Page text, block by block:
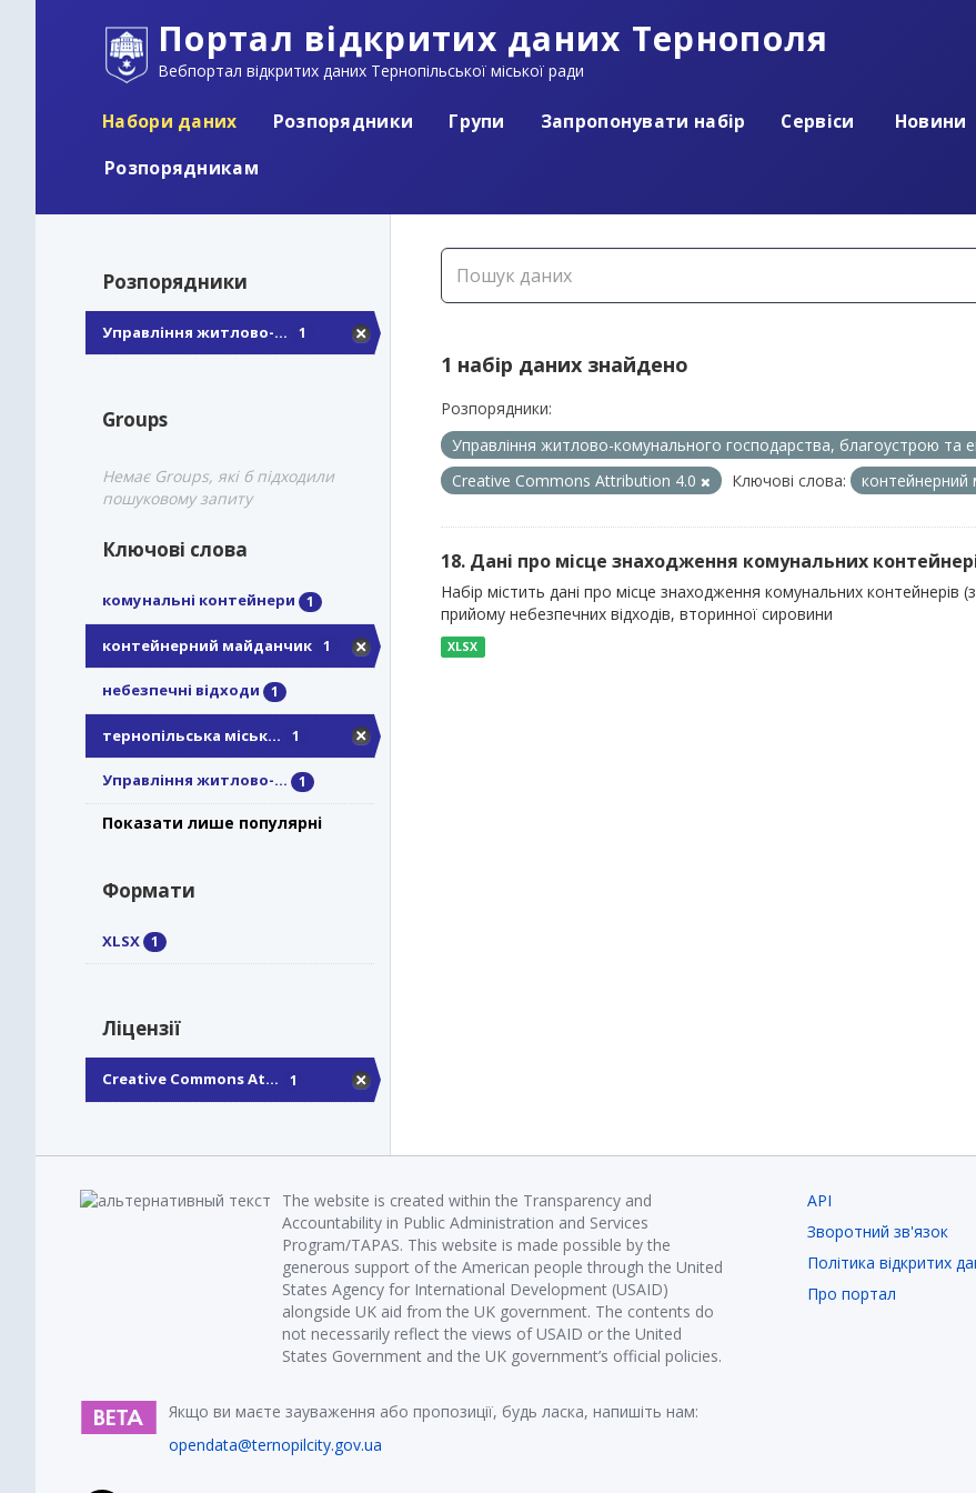
Портал відкритих даних Тернополя
Вебпортал відкритих даних Тернопільської міської ради
Набори даних Розпорядники Групи Запропонувати набір Сервіси Новини
Розпорядникам
Розпорядники
Управління житлово-... 1
Groups
Немає Groups, які б підходили
пошуковому запиту
Ключові слова
комунальні контейнери 1
контейнерний майданчик 1
небезпечні відходи 1
тернопільська міськ... 1
Управління житлово-... 1
Показати лише популярні
Формати
XLSX 1
Ліцензії
Creative Commons At... 1
1 набір даних знайдено
Розпорядники:
Управління житлово-комунального господарства, благоустрою та
Creative Commons Attribution 4.0
Ключові слова: контейнерний
18. Дані про місце знаходження комунальних
Набір містить дані про місце знаходження комунальних контейнерів
прийому небезпечних відходів, вторинної сировини
XLSX
The website is created within the Transparency and
Accountability in Public Administration and Services
Program/TAPAS. This website is made possible by the
generous support of the American people through the United
States Agency for International Development (USAID)
alongside UK aid from the UK government. The contents do
not necessarily reflect the views of USAID or the United
States Government and the UK government’s official policies.
Якщо ви маєте зауваження або пропозиції, будь ласка, напишіть нам:
opendata@ternopilcity.gov.ua
API
Зворотний зв'язок
Політика відкритих
Про портал